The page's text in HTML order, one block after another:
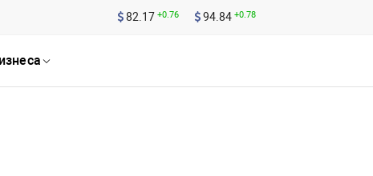
82.17 +0.76 94.84 +0.78